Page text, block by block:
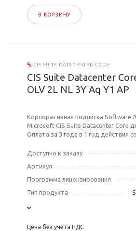
В КОРЗИНУ
CIS SUITE DATACENTER CORE
CIS Suite Datacenter
OLV 2L NL 3Y Aq Y1 AP
Корпоративная подписка Software
Microsoft CIS Suite Datacenter Core
Оплата за 3 года в 1 год действия
Доступно к заказу
Артикул
Программа лицензирования
Тип продукта
Цена без учета НДС